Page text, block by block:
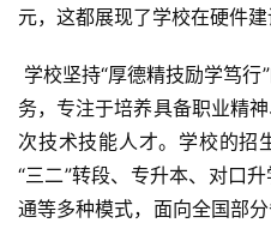
元，这都展现了学校在硬件建
务，专注于培养具备职业精
次技术技能人才。学校的招
“三二”转段、专升本、对口
通等多种模式，面向全国部